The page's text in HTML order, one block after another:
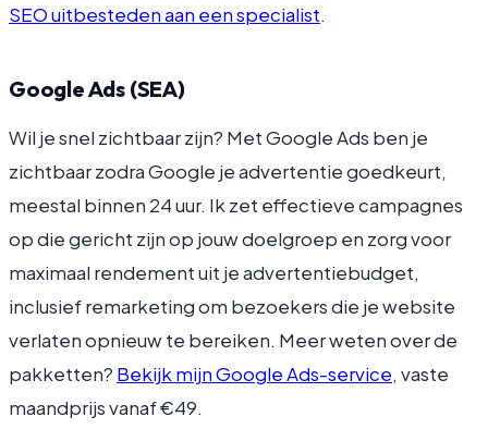
SEO uitbesteden aan een specialist.
Google Ads (SEA)
Wil je snel zichtbaar zijn? Met Google Ads ben je
zichtbaar zodra Google je advertentie goedkeurt,
meestal binnen 24 uur. Ik zet effectieve campagnes
op die gericht zijn op jouw doelgroep en zorg voor
maximaal rendement uit je advertentiebudget,
inclusief remarketing om bezoekers die je website
verlaten opnieuw te bereiken. Meer weten over de
pakketten? Bekijk mijn Google Ads-service, vaste
maandprijs vanaf €49.